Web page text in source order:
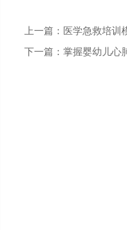
上一篇： 医学急救培训
下一篇： 掌握婴幼儿心